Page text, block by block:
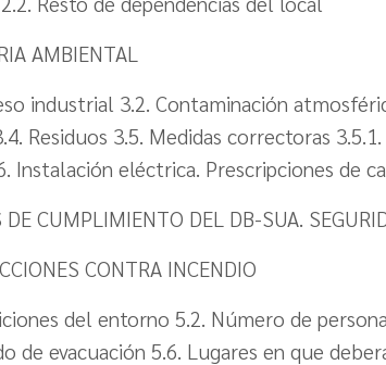
AMBIENTAL
industrial 3.2. Contaminación
Residuos 3.5. Medidas correctoras
Instalación eléctrica. Prescripciones de
DE CUMPLIMIENTO DEL DB-SUA.
CONTRA INCENDIO
del entorno 5.2. Número de
de evacuación 5.6. Lugares en que